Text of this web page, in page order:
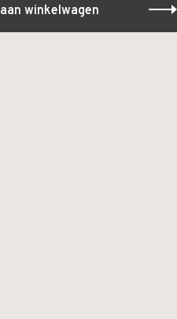
winkelwagen